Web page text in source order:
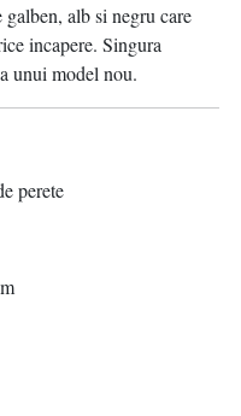
alb si negru care
incapere. Singura
unui model nou.
perete